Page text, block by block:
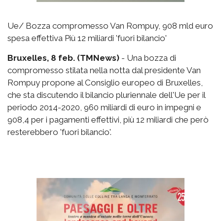
Ue/ Bozza compromesso Van Rompuy, 908 mld euro
spesa effettiva Più 12 miliardi 'fuori bilancio'
Bruxelles, 8 feb. (TMNews) - Una bozza di
compromesso stilata nella notta dal presidente Van
Rompuy propone al Consiglio europeo di Bruxelles,
che sta discutendo il bilancio pluriennale dell'Ue per il
periodo 2014-2020, 960 miliardi di euro in impegni e
908,4 per i pagamenti effettivi, più 12 miliardi che però
resterebbero 'fuori bilancio'.